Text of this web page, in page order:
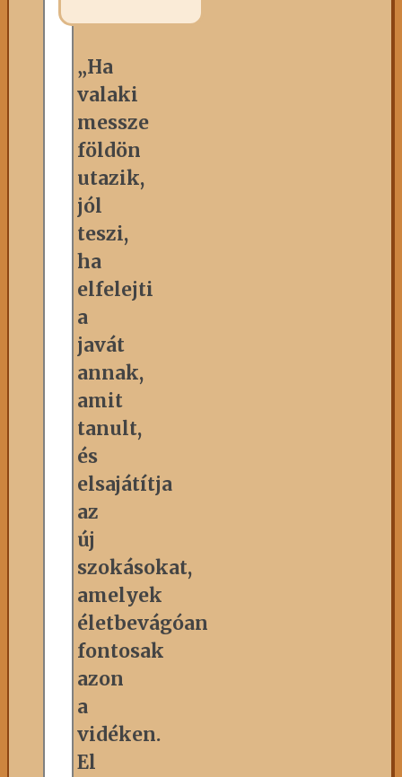
„Ha
valaki
messze
földön
utazik,
jól
teszi,
ha
elfelejti
a
javát
annak,
amit
tanult,
és
elsajátítja
az
új
szokásokat,
amelyek
életbevágóan
fontosak
azon
a
vidéken.
El